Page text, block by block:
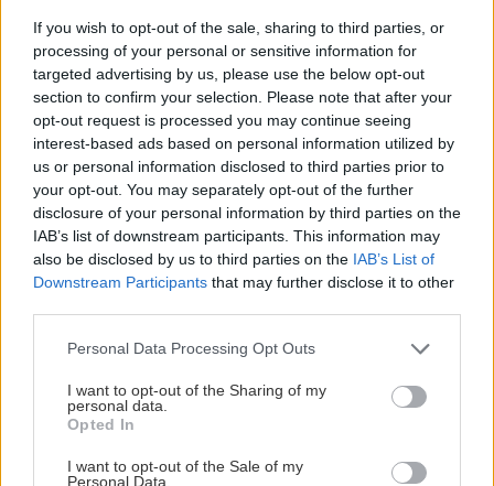
If you wish to opt-out of the sale, sharing to third parties, or
processing of your personal or sensitive information for
targeted advertising by us, please use the below opt-out
section to confirm your selection. Please note that after your
opt-out request is processed you may continue seeing
interest-based ads based on personal information utilized by
us or personal information disclosed to third parties prior to
your opt-out. You may separately opt-out of the further
disclosure of your personal information by third parties on the
IAB’s list of downstream participants. This information may
also be disclosed by us to third parties on the IAB’s List of
Downstream Participants that may further disclose it to other
Please note that this website/app uses one or more Google
not limited to your visit or usage behaviour. You may click to
grant or deny consent to Google and its third-party tags to
use your data for below specified purposes in below Google
consent section.
Personal Data Processing Opt Outs
I want to opt-out of the Sharing of my
personal data.
Opted In
I want to opt-out of the Sale of my
Personal Data.
επικοινωνία και τα μοτίβα που μπορεί να πάρει ανάμεσα σε
διαφορετικούς ανθρώπους.
Είμαι πάρα πολύ Υδροχόος.
Mail |t.diakos@in2life.gr
Instagram |teddy_abstract_art
Διαβάστε επίσης